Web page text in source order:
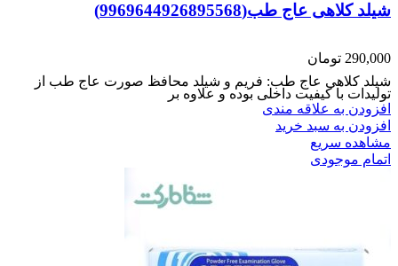
شیلد کلاهی عاج طب(9969644926895568)
290,000 تومان
شیلد کلاهی عاج طب: فریم و شیلد محافظ صورت عاج طب از
تولیدات با کیفیت داخلی بوده و علاوه بر
افزودن به علاقه مندی
افزودن به سبد خرید
مشاهده سریع
اتمام موجودی